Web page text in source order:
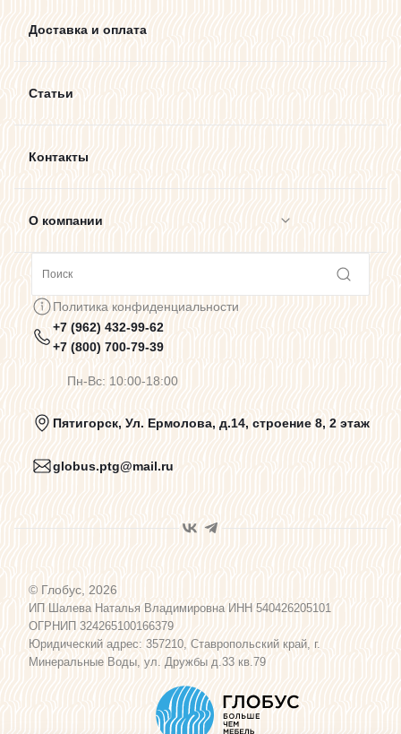
Доставка и оплата
Статьи
Контакты
О компании
Предупреждения о цветопередаче
Политика конфиденциальности
Пользовательское соглашение
Программа лояльности
Карта сайта
Политика конфиденциальности
+7 (962) 432-99-62
+7 (800) 700-79-39
Пн-Вс: 10:00-18:00
Пятигорск, Ул. Ермолова, д.14, строение 8, 2 этаж
globus.ptg@mail.ru
© Глобус, 2026
ИП Шалева Наталья Владимировна ИНН 540426205101
ОГРНИП 324265100166379
Юридический адрес: 357210, Ставропольский край, г.
Минеральные Воды, ул. Дружбы д.33 кв.79